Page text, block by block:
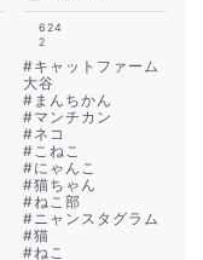
624
2
#キャットファーム
大谷
# まんちかん
#マンチカン
#ネコ
#こねこ
#にゃんこ
#猫ちゃん
#ねこ部
#ニャンスタグラム
#猫
#ねこ